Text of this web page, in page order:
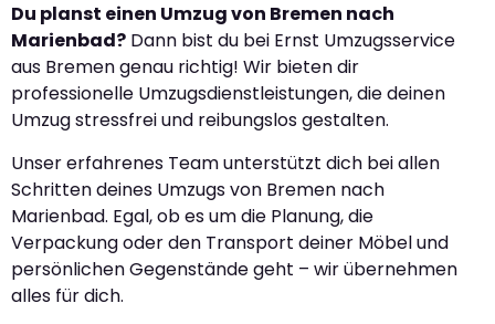
Du planst einen Umzug von Bremen nach
Marienbad? Dann bist du bei Ernst Umzugsservice
aus Bremen genau richtig! Wir bieten dir
professionelle Umzugsdienstleistungen, die deinen
Umzug stressfrei und reibungslos gestalten.
Unser erfahrenes Team unterstützt dich bei allen
Schritten deines Umzugs von Bremen nach
Marienbad. Egal, ob es um die Planung, die
Verpackung oder den Transport deiner Möbel und
persönlichen Gegenstände geht – wir übernehmen
alles für dich.